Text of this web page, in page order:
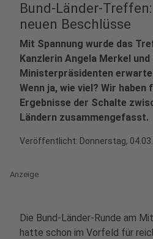
Bund-Länder-
neuen Beschlüsse
Mit Spannung wurde das
Kanzlerin Angela Merkel und
Ministerpräsidenten
Wenn ja, wie viel? Wir haben
Ergebnisse der Schalte
Ländern zusammengefasst.
Veröffentlicht: Donnerstag,
Anzeige
Die Bund-Länder-Runde am
hatte schon im Vorfeld für